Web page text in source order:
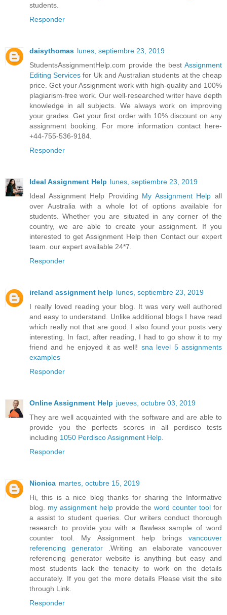
students.
Responder
daisythomas lunes, septiembre 23, 2019
StudentsAssignmentHelp.com provide the best Assignment
Editing Services for Uk and Australian students at the cheap
price. Get your Assignment work with high-quality and 100%
plagiarism-free work. Our well-researched writer have depth
knowledge in all subjects. We always work on improving
your grades. Get your first order with 10% discount on any
assignment booking. For more information contact here-
+44-755-536-9184.
Responder
Ideal Assignment Help lunes, septiembre 23, 2019
Ideal Assignment Help Providing My Assignment Help all
over Australia with a whole lot of options available for
students. Whether you are situated in any corner of the
country, we are able to create your assignment. If you
interested to get Assignment Help then Contact our expert
team. our expert available 24*7.
Responder
ireland assignment help lunes, septiembre 23, 2019
I really loved reading your blog. It was very well authored
and easy to understand. Unlike additional blogs I have read
which really not that are good. I also found your posts very
interesting. In fact, after reading, I had to go show it to my
friend and he enjoyed it as well! sna level 5 assignments
examples
Responder
Online Assignment Help jueves, octubre 03, 2019
They are well acquainted with the software and are able to
provide you the perfects scores in all perdisco tests
including 1050 Perdisco Assignment Help
Responder
Nionica martes, octubre 15, 2019
Hi, this is a nice blog thanks for sharing the Informative
blog. my assignment helpprovide theword counter tool for
a assist to student queries. Our writers conduct thorough
research to provide you with a flawless sample of word
counter tool. My Assignment help brings vancouver
referencing generator .Writing an elaborate vancouver
referencing generator website is anything but easy and
most students lack the tenacity to work on the details
accurately. If you get the more details Please visit the site
through Link.
Responder